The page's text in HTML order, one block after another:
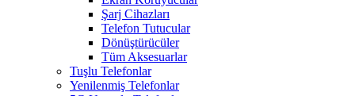
Şarj Cihazları
Telefon Tutucular
Dönüştürücüler
Tüm Aksesuarlar
Tuşlu Telefonlar
Yenilenmiş Telefonlar